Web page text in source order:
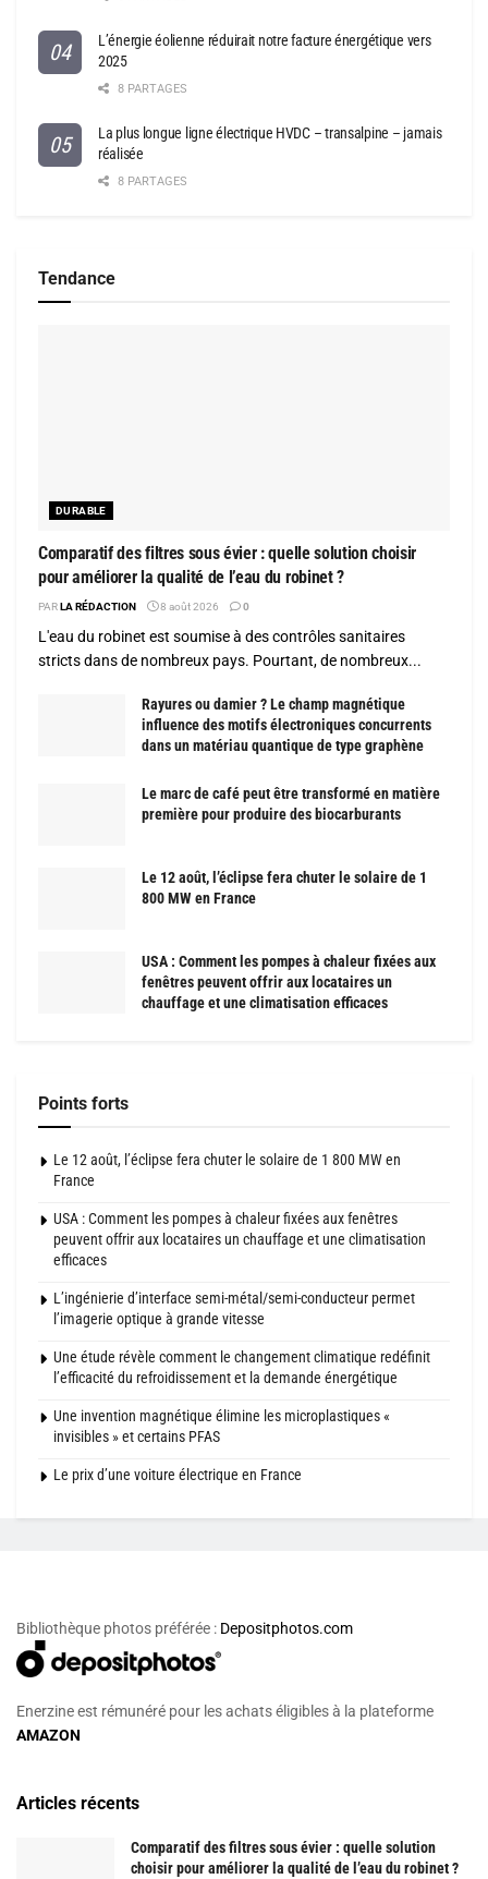
L’énergie éolienne réduirait notre facture énergétique vers
2025
8 PARTAGES
La plus longue ligne électrique HVDC – transalpine – jamais
réalisée
8 PARTAGES
Tendance
DURABLE
Comparatif des filtres sous évier : quelle solution choisir
pour améliorer la qualité de l’eau du robinet ?
PARLA RÉDACTION 8 août 2026 0
L'eau du robinet est soumise à des contrôles sanitaires
stricts dans de nombreux pays. Pourtant, de nombreux...
Rayures ou damier ? Le champ magnétique
influence des motifs électroniques concurrents
dans un matériau quantique de type graphène
Le marc de café peut être transformé en matière
première pour produire des biocarburants
Le 12 août, l’éclipse fera chuter le solaire de 1
800 MW en France
USA : Comment les pompes à chaleur fixées aux
fenêtres peuvent offrir aux locataires un
chauffage et une climatisation efficaces
Points forts
Le 12 août, l’éclipse fera chuter le solaire de 1 800 MW en
France
USA : Comment les pompes à chaleur fixées aux fenêtres
peuvent offrir aux locataires un chauffage et une climatisation
efficaces
L’ingénierie d’interface semi-métal/semi-conducteur permet
l’imagerie optique à grande vitesse
Une étude révèle comment le changement climatique redéfinit
l’efficacité du refroidissement et la demande énergétique
Une invention magnétique élimine les microplastiques «
invisibles » et certains PFAS
Le prix d’une voiture électrique en France
Bibliothèque photos préférée : Depositphotos.com
Enerzine est rémunéré pour les achats éligibles à la plateforme
AMAZON
Articles récents
Comparatif des filtres sous évier : quelle solution
choisir pour améliorer la qualité de l’eau du robinet ?